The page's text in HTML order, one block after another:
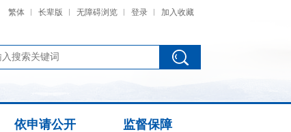
繁体 长辈版 无障碍浏览 登录 加入收藏
依申请公开 监督保障